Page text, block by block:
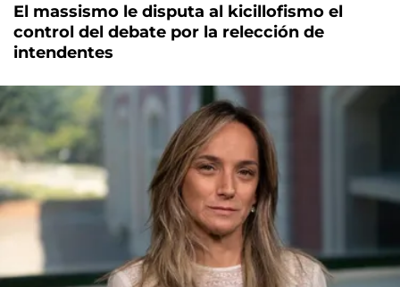
El massismo le disputa al kicillofismo el
control del debate por la relección de
intendentes